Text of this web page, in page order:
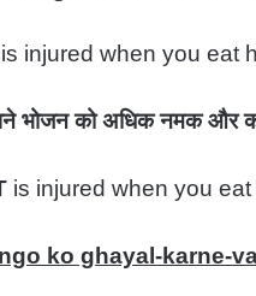
is injured when you eat
को अधिक नमक और
is injured when you
ko ghayal-karne-